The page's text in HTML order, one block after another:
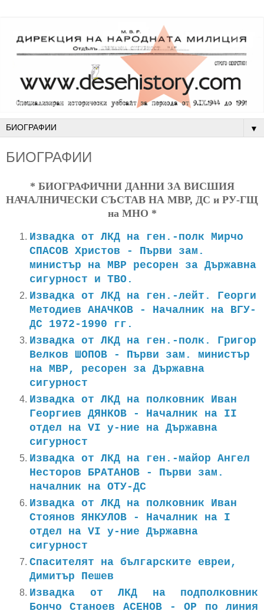
▼
БИОГРАФИИ
* БИОГРАФИЧНИ ДАННИ ЗА ВИСШИЯ
НАЧАЛНИЧЕСКИ СЪСТАВ НА МВР, ДС и РУ-ГЩ
на МНО *
Извадка от ЛКД на ген.-полк Мирчо
СПАСОВ Христов - Първи зам.
министър на МВР ресорен за Държавна
сигурност и ТВО.
Извадка от ЛКД на ген.-лейт. Георги
Методиев АНАЧКОВ - Началник на ВГУ-
ДС 1972-1990 гг.
Извадка от ЛКД на ген.-полк. Григор
Велков ШОПОВ - Първи зам. министър
на МВР, ресорен за Държавна
сигурност
Извадка от ЛКД на полковник Иван
Георгиев ДЯНКОВ - Началник на II
отдел на VI у-ние на Държавна
сигурност
Извадка от ЛКД на ген.-майор Ангел
Несторов БРАТАНОВ - Първи зам.
началник на ОТУ-ДС
Извадка от ЛКД на полковник Иван
Стоянов ЯНКУЛОВ - Началник на I
отдел на VI у-ние Държавна
сигурност
Спасителят на българските евреи,
Димитър Пешев
Извадка от ЛКД на подполковник
Бончо Станоев АСЕНОВ - ОР по линия